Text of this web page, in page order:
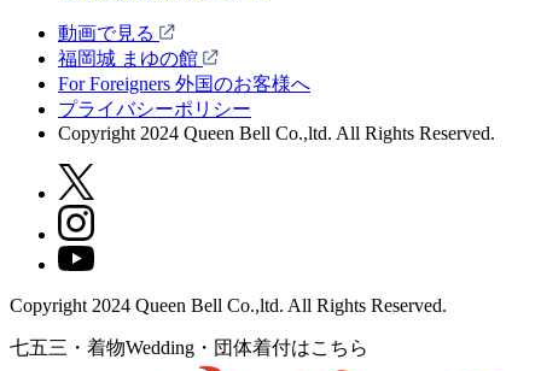
動画で見る
福岡城 まゆの館
For Foreigners 外国のお客様へ
プライバシーポリシー
Copyright 2024 Queen Bell Co.,ltd. All Rights Reserved.
Copyright 2024 Queen Bell Co.,ltd. All Rights Reserved.
七五三・着物Wedding・団体着付はこちら